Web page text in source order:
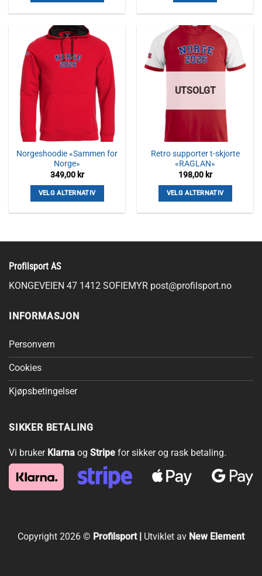
har
flere
varianter.
Alternativene
velges
produktsiden
Norgeshoodie «Sammen for
Norge»
349,00 kr
VELG ALTERNATIV
flere
kan
produktsiden
UTSOLGT
Retro supporter t-skjorte
«RAGLAN»
198,00 kr
VELG ALTERNATIV
flere
kan
velges
Profilsport AS
KONGEVEIEN 47 1412 SOFIEMYR post@profilsport.no
INFORMASJON
Personvern
Cookies
Kjøpsbetingelser
SIKKER BETALING
Vi bruker Klarna og Stripe for sikker og rask betaling.
Copyright 2026 © Profilsport | Utviklet av New Element